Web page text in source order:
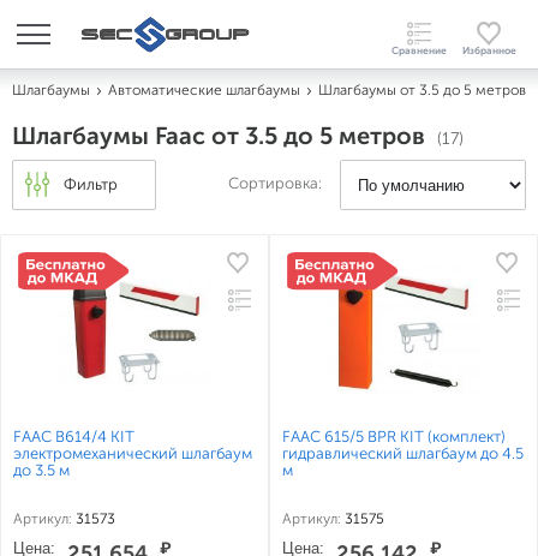
Шлагбаумы Автоматические шлагбаумы Шлагбаумы от 3.5 до 5 метров
Шлагбаумы Faac от 3.5 до 5 метров (17)
Фильтр Сортировка:
FAAC B614/4 KIT
электромеханический шлагбаум
до 3.5 м
Артикул: 31573
Цена: ₽
FAAC 615/5 BPR KIT (комплект)
гидравлический шлагбаум до 4.5
м
Артикул: 31575
Цена: ₽